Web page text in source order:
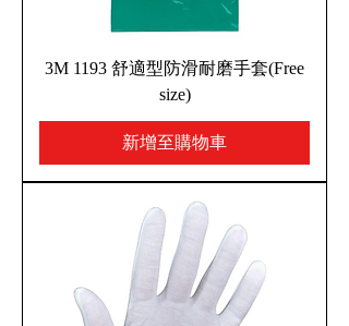
3M 1193 舒適型防滑耐磨手套(Free
size)
新增至購物車